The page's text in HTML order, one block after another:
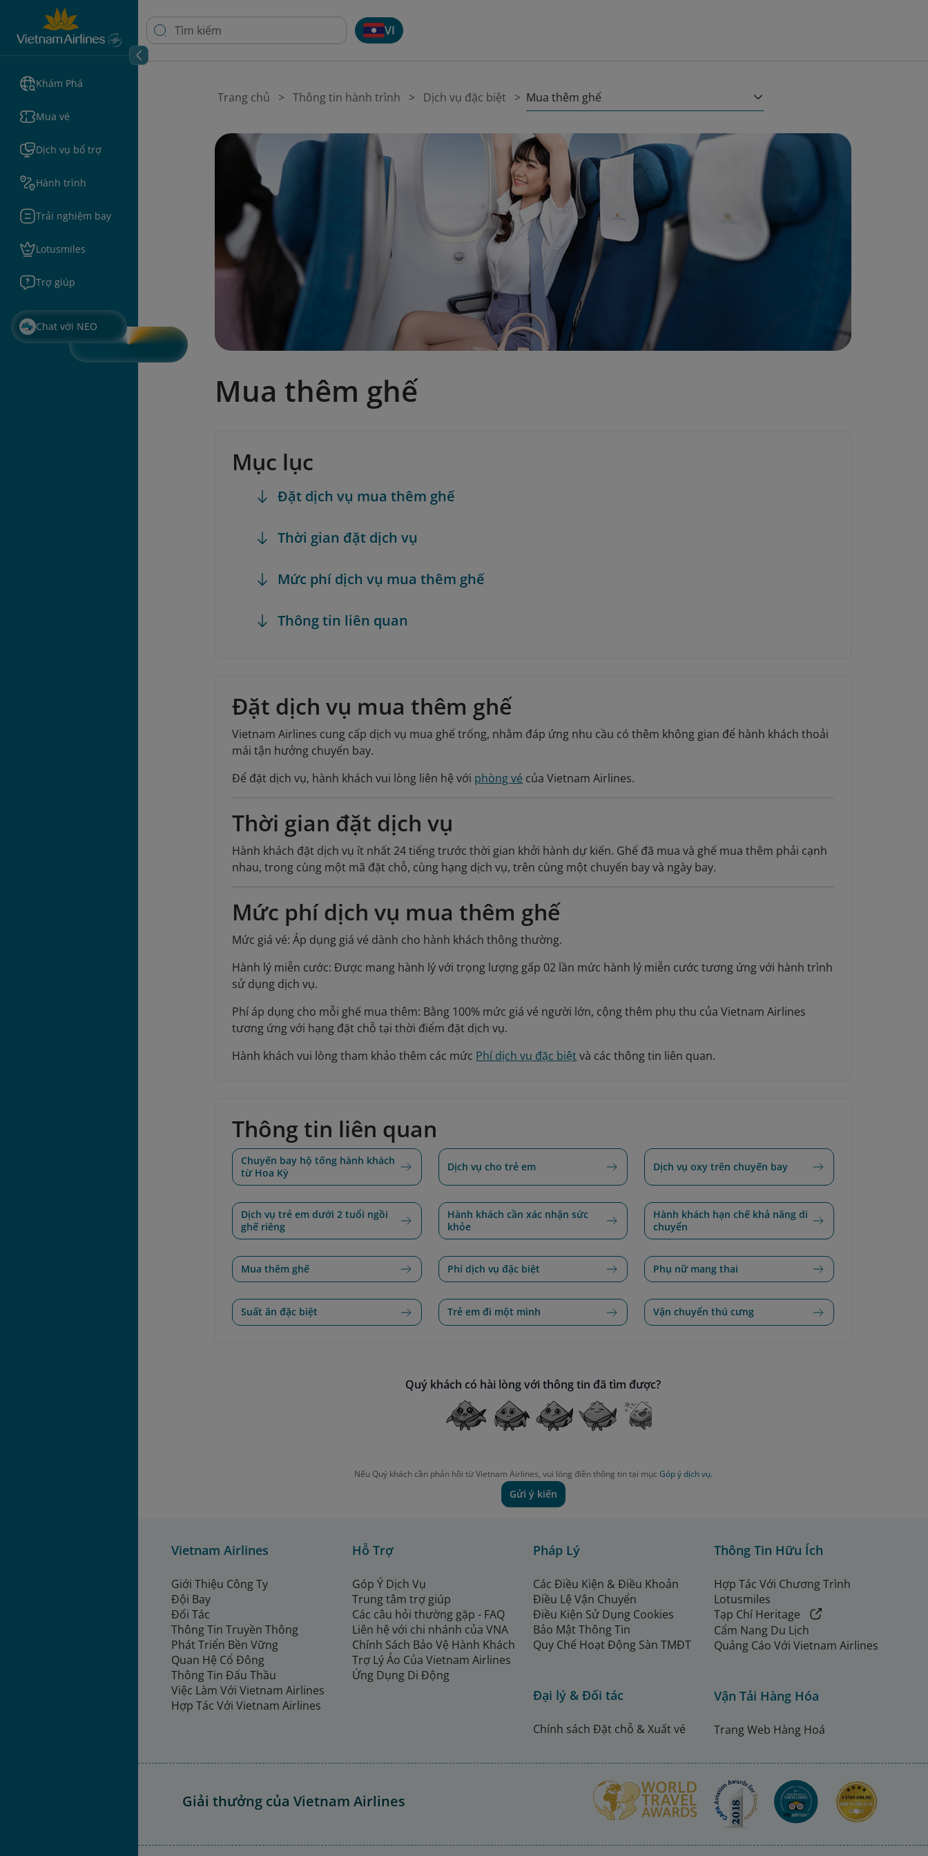
Khám Phá
Mua vé
Dịch vụ bổ trợ
Hành trình
Trải nghiệm bay
Lotusmiles
Trợ giúp
Chat với NEO
VI
Trang chủ Thông tin hành trình Dịch vụ đặc biệt Mua thêm ghế
Mua thêm ghế
Mục lục
Đặt dịch vụ mua thêm ghế
Thời gian đặt dịch vụ
Mức phí dịch vụ mua thêm ghế
Thông tin liên quan
Đặt dịch vụ mua thêm ghế
Vietnam Airlines cung cấp dịch vụ mua ghế trống, nhằm đáp ứng nhu cầu có thêm không gian để hành khách thoải
mái tận hưởng chuyến bay.
Để đặt dịch vụ, hành khách vui lòng liên hệ với phòng vé của Vietnam Airlines.
Thời gian đặt dịch vụ
Hành khách đặt dịch vụ ít nhất 24 tiếng trước thời gian khởi hành dự kiến. Ghế đã mua và ghế mua thêm phải cạnh
nhau, trong cùng một mã đặt chỗ, cùng hạng dịch vụ, trên cùng một chuyến bay và ngày bay.
Mức phí dịch vụ mua thêm ghế
Mức giá vé: Áp dụng giá vé dành cho hành khách thông thường.
Hành lý miễn cước: Được mang hành lý với trọng lượng gấp 02 lần mức hành lý miễn cước tương ứng với hành trình
sử dụng dịch vụ.
Phí áp dụng cho mỗi ghế mua thêm: Bằng 100% mức giá vé người lớn, cộng thêm phụ thu của Vietnam Airlines
tương ứng với hạng đặt chỗ tại thời điểm đặt dịch vụ.
Hành khách vui lòng tham khảo thêm các mức Phí dịch vụ đặc biệtvà các thông tin liên quan.
Thông tin liên quan
Chuyến bay hộ tống hành khách
từ Hoa Kỳ
Dịch vụ cho trẻ em Dịch vụ oxy trên chuyến bay
Dịch vụ trẻ em dưới 2 tuổi ngồi
ghế riêng
Hành khách cần xác nhận sức
khỏe
Hành khách hạn chế khả năng di
chuyển
Mua thêm ghế Phí dịch vụ đặc biệt Phụ nữ mang thai
Suất ăn đặc biệt Trẻ em đi một mình Vận chuyển thú cưng
Quý khách có hài lòng với thông tin đã tìm được?
Nếu Quý khách cần phản hồi từ Vietnam Airlines, vui lòng điền thông tin tại mục Góp ý dịch vụ.
Gửi ý kiến
Vietnam Airlines
Giới Thiệu Công Ty
Đội Bay
Đối Tác
Thông Tin Truyền Thông
Phát Triển Bền Vững
Quan Hệ Cổ Đông
Thông Tin Đấu Thầu
Việc Làm Với Vietnam Airlines
Hợp Tác Với Vietnam Airlines
Hỗ Trợ
Góp Ý Dịch Vụ
Trung tâm trợ giúp
Các câu hỏi thường gặp - FAQ
Liên hệ với chi nhánh của VNA
Chính Sách Bảo Vệ Hành Khách
Trợ Lý Ảo Của Vietnam Airlines
Ứng Dụng Di Động
Pháp Lý
Các Điều Kiện & Điều Khoản
Điều Lệ Vận Chuyển
Điều Kiện Sử Dụng Cookies
Bảo Mật Thông Tin
Quy Chế Hoạt Động Sàn TMĐT
Đại lý & Đối tác
Chính sách Đặt chỗ & Xuất vé
Thông Tin Hữu Ích
Hợp Tác Với Chương Trình
Lotusmiles
Tạp Chí Heritage
Cẩm Nang Du Lịch
Quảng Cáo Với Vietnam Airlines
Vận Tải Hàng Hóa
Trang Web Hàng Hoá
Giải thưởng của Vietnam Airlines